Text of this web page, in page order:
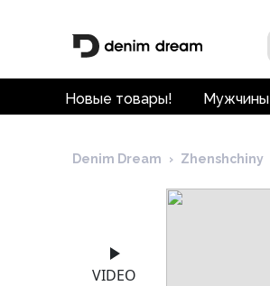
Новые товары! Мужчины
Denim Dream › Zhenshchiny
VIDEO